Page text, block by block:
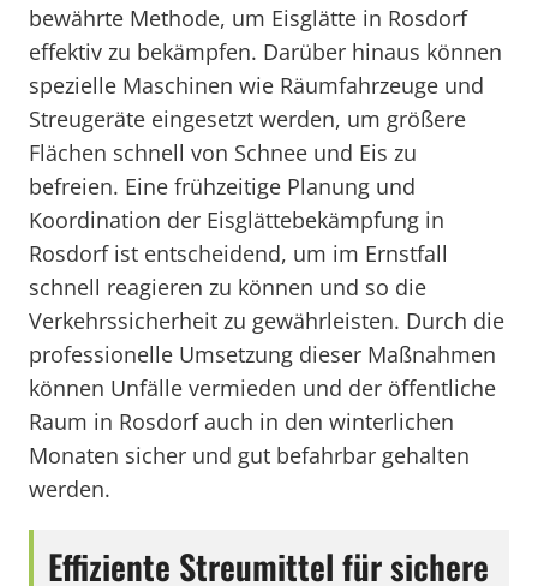
bewährte Methode, um Eisglätte in Rosdorf
effektiv zu bekämpfen. Darüber hinaus können
spezielle Maschinen wie Räumfahrzeuge und
Streugeräte eingesetzt werden, um größere
Flächen schnell von Schnee und Eis zu
befreien. Eine frühzeitige Planung und
Koordination der Eisglättebekämpfung in
Rosdorf ist entscheidend, um im Ernstfall
schnell reagieren zu können und so die
Verkehrssicherheit zu gewährleisten. Durch die
professionelle Umsetzung dieser Maßnahmen
können Unfälle vermieden und der öffentliche
Raum in Rosdorf auch in den winterlichen
Monaten sicher und gut befahrbar gehalten
werden.
Effiziente Streumittel für sichere